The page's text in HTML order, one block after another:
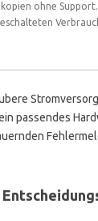
ohne
passendes